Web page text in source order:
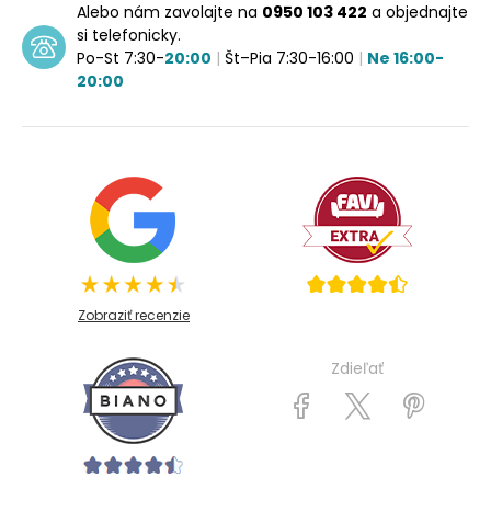
Alebo nám zavolajte na 0950 103 422 a objednajte
si telefonicky.
Po-St 7:30-20:00 | Št–Pia 7:30-16:00 | Ne 16:00-
20:00
Zobraziť recenzie
Zdieľať